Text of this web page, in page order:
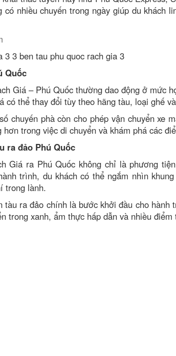
có nhiều chuyến trong ngày giúp du khách
Quốc
Giá – Phú Quốc thường dao động ở mức
có thể thay đổi tùy theo hãng tàu, loại ghế
chuyến phà còn cho phép vận chuyển xe
hơn trong việc di chuyển và khám phá các
ra đảo Phú Quốc
Giá ra Phú Quốc không chỉ là phương
trình, du khách có thể ngắm nhìn
trong lành.
ra đảo chính là bước khởi đầu cho hành
trong xanh, ẩm thực hấp dẫn và nhiều